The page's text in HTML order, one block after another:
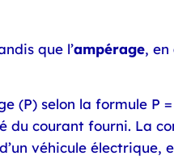
que l’ampérage, en
(P) selon la formule P
du courant fourni. La
véhicule électrique,